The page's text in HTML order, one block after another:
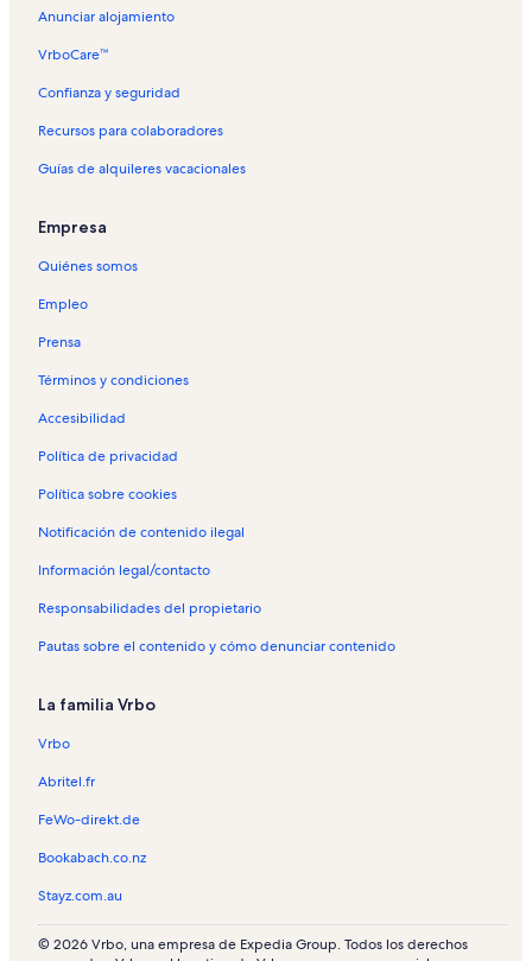
Anunciar alojamiento
VrboCare™
Confianza y seguridad
Recursos para colaboradores
Guías de alquileres vacacionales
Empresa
Quiénes somos
Empleo
Prensa
Términos y condiciones
Accesibilidad
Política de privacidad
Política sobre cookies
Notificación de contenido ilegal
Información legal/contacto
Responsabilidades del propietario
Pautas sobre el contenido y cómo denunciar contenido
La familia Vrbo
Vrbo
Abritel.fr
FeWo-direkt.de
Bookabach.co.nz
Stayz.com.au
© 2026 Vrbo, una empresa de Expedia Group. Todos los derechos